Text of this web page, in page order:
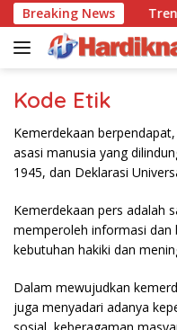
Langsung
ke
konten
Breaking News
Halaman
Kode Etik
Kemerdekaan
asasi manusia yang
1945, dan Deklarasi
Kemerdekaan pers adalah
memperoleh informasi dan
kebutuhan hakiki dan
Dalam mewujudkan
juga menyadari adanya